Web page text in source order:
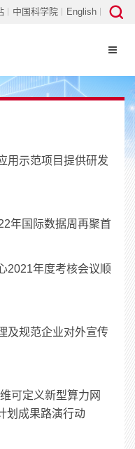
中国科学院 English
用示范项目提供研发
年国际数据周再聚首
2021年度考核会议顺
及规范企业对外宣传
可定义新型算力网
划成果路演行动